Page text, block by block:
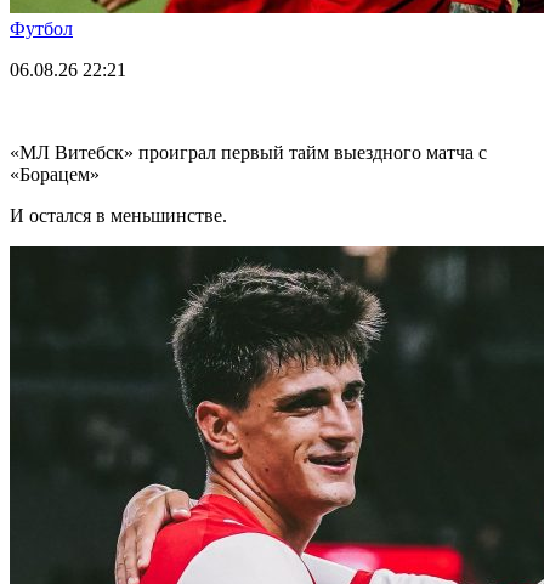
Футбол
06.08.26 22:21
«МЛ Витебск» проиграл первый тайм выездного матча с
«Борацем»
И остался в меньшинстве.